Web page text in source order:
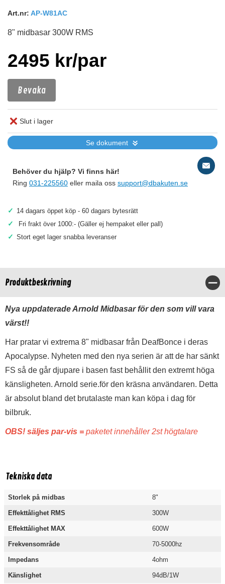
Snabblager 1-3 dagar
Art.nr: AP-W81AC
8" midbasar 300W RMS
2495 kr/par
Bevaka
Slut i lager
Se dokument
Behöver du hjälp? Vi finns här!
Ring 031-225560 eller maila oss support@dbakuten.se
✓ 14 dagars öppet köp - 60 dagars bytesrätt
✓ Fri frakt över 1000:- (Gäller ej hempaket eller pall)
✓ Stort eget lager snabba leveranser
Produktbeskrivning
Nya uppdaterade Arnold Midbasar för den som vill vara
värst!!
Har pratar vi extrema 8" midbasar från DeafBonce i deras
Apocalypse. Nyheten med den nya serien är att de har sänkt
FS så de går djupare i basen fast behållit den extremt höga
känsligheten. Arnold serie.för den kräsna användaren. Detta
är absolut bland det brutalaste man kan köpa i dag för
bilbruk.
OBS! säljes par-vis = paketet innehåller 2st högtalare
Tekniska data
Storlek på midbas 8"
Effekttålighet RMS 300W
Effekttålighet MAX 600W
Frekvensområde 70-5000hz
Impedans 4ohm
Känslighet 94dB/1W